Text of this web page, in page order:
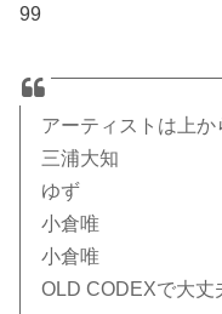
99
アーティストは上か
三浦大知
ゆず
小倉唯
小倉唯
OLD CODEXで大丈